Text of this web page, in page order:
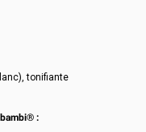
tonifiante
: